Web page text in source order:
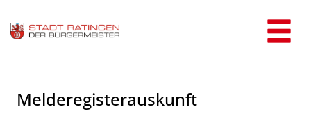
Melderegisterauskunft